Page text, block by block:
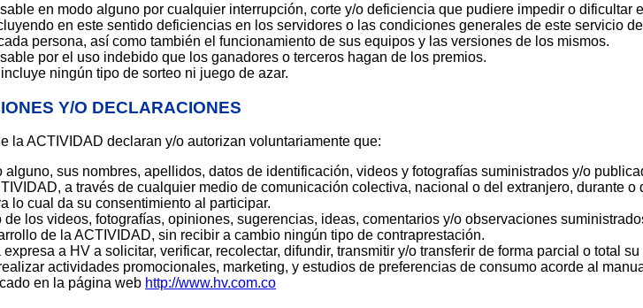
en modo alguno por cualquier interrupción, corte y/o deficiencia que pudiere impedir o dificultar
en este sentido deficiencias en los servidores o las condiciones generales de este servicio
persona, así como también el funcionamiento de sus equipos y las versiones de los mismos.
por el uso indebido que los ganadores o terceros hagan de los premios.
ningún tipo de sorteo ni juego de azar.
Y/O DECLARACIONES
la ACTIVIDAD declaran y/o autorizan voluntariamente que:
alguno, sus nombres, apellidos, datos de identificación, videos y fotografías suministrados y/o
a través de cualquier medio de comunicación colectiva, nacional o del extranjero, durante o
lo cual da su consentimiento al participar.
los videos, fotografías, opiniones, sugerencias, ideas, comentarios y/o observaciones
de la ACTIVIDAD, sin recibir a cambio ningún tipo de contraprestación.
a HV a solicitar, verificar, recolectar, difundir, transmitir y/o transferir de forma parcial o total su
actividades promocionales, marketing, y estudios de preferencias de consumo acorde al
en la página web http://www.hv.com.co